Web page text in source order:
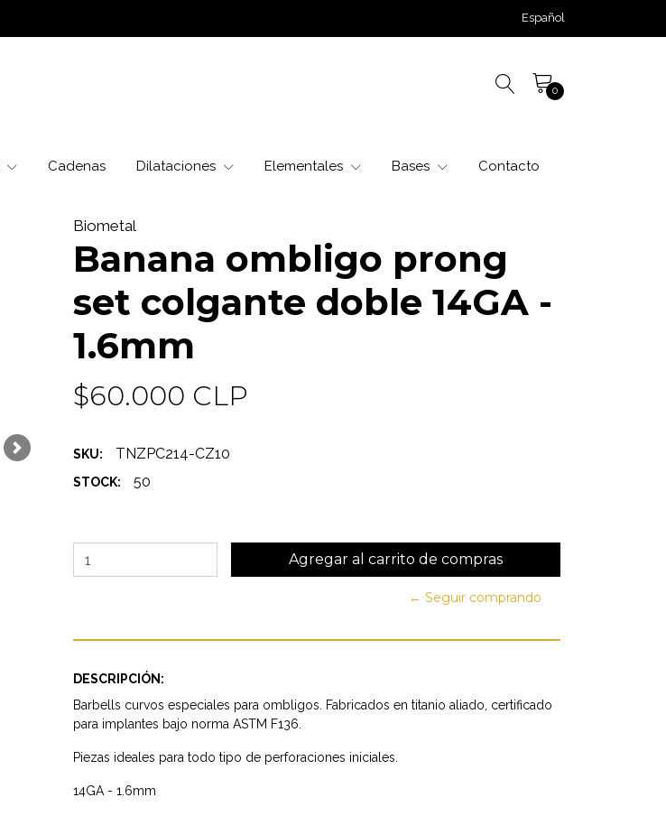
Español
0
Cadenas Dilataciones Elementales Bases Contacto
Next
Biometal
Banana ombligo prong
set colgante doble 14GA -
1.6mm
$60.000 CLP
SKU: TNZPC214-CZ10
STOCK: 50
← Seguir comprando
DESCRIPCIÓN:
Barbells curvos especiales para ombligos. Fabricados en titanio aliado, certificado
para implantes bajo norma ASTM F136.
Piezas ideales para todo tipo de perforaciones iniciales.
14GA - 1.6mm